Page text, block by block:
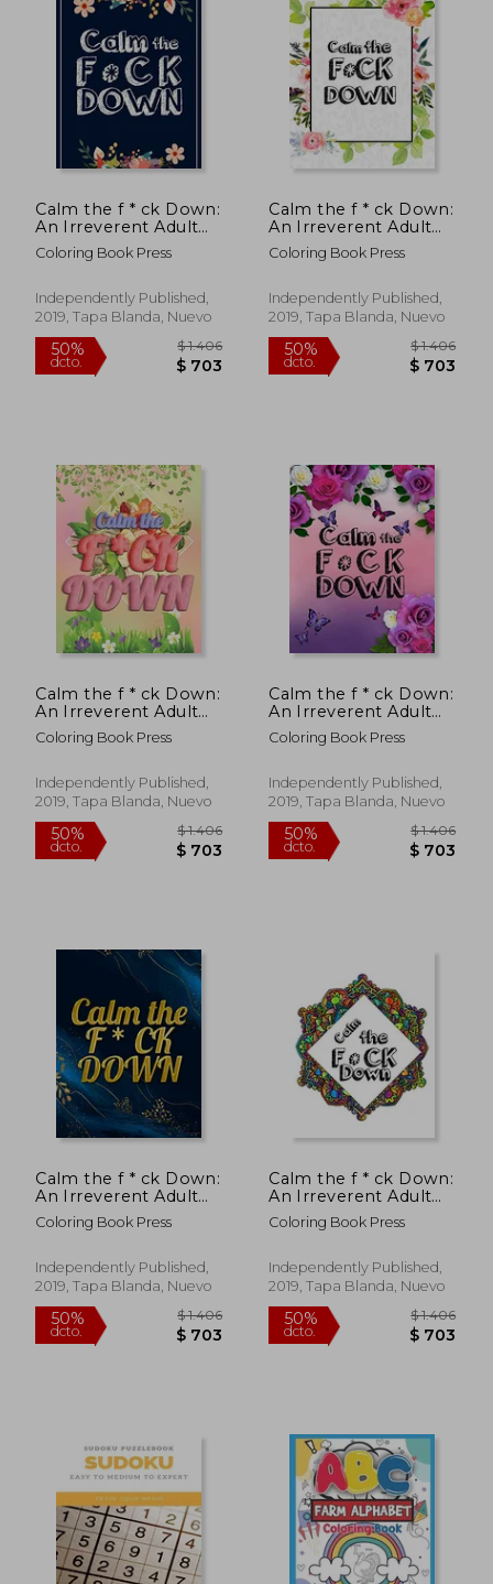
50%
dcto.
50%
50%
dcto.
50%
dcto.
Calm the f * ck Down:
An Irreverent Adult
Coloring Book With
Flowers
Elephants, Owls,
Horses, Dogs, Cats,
Inglés)
Coloring Book Press
Independently Published,
2019, Tapa Blanda, Nuevo
50%
dcto. $ 703
Calm the f * ck Down:
An Irreverent Adult
Coloring Book With
Flowers
Elephants, Owls,
Horses, Dogs, Cats,
Inglés)
Coloring Book Press
Independently Published,
2019, Tapa Blanda, Nuevo
50%
dcto.
Calm the f * ck Down:
An Irreverent Adult
Coloring Book With
Flowers
Elephants, Owls,
Horses, Dogs, Cats,
Inglés)
Coloring Book Press
Independently Published,
2019, Tapa Blanda, Nuevo
Calm the f * ck Down:
An Irreverent Adult
Coloring Book With
Flowers
Elephants, Owls,
Horses, Dogs, Cats,
Inglés)
Coloring Book Press
Independently Published,
2019, Tapa Blanda, Nuevo
Calm the f * ck Down:
An Irreverent Adult
Coloring Book With
Flowers
Elephants, Owls,
Horses, Dogs, Cats,
Inglés)
Coloring Book Press
Independently Published,
2019, Tapa Blanda, Nuevo
Calm the f * ck Down:
An Irreverent Adult
Coloring Book With
Flowers
Elephants, Owls,
Horses, Dogs, Cats,
Inglés)
Coloring Book Press
Independently Published,
2019, Tapa Blanda, Nuevo